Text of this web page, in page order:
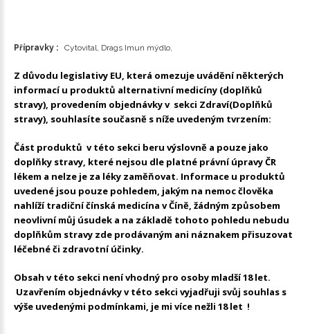
Přípravky : Cytovital, Drags Imun mýdlo,
Z důvodu legislativy EU, která omezuje uvádění některých
informací u produktů alternativní medicíny (doplňků
stravy), provedením objednávky v sekci Zdraví(Doplňků
stravy), souhlasíte současně s níže uvedeným tvrzením:
Část produktů v této sekci beru výslovně a pouze jako
doplňky stravy, které nejsou dle platné právní úpravy ČR
lékem a nelze je za léky zaměňovat. Informace u produktů
uvedené jsou pouze pohledem, jakým na nemoc člověka
nahlíží tradiční čínská medicína v Číně, žádným způsobem
neovlivní můj úsudek a na základě tohoto pohledu nebudu
doplňkům stravy zde prodávaným ani náznakem přisuzovat
léčebné či zdravotní účinky.
Obsah v této sekci není vhodný pro osoby mladší 18 let.
Uzavřením objednávky v této sekci vyjadřuji svůj souhlas s
výše uvedenými podmínkami, je mi více nežli 18 let !